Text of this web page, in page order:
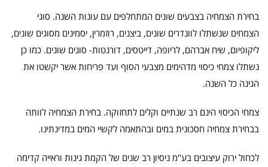
בחירת הצמחיה בצבעים שונים המתחלפים עם עונות השנה. סוגי
הצמחים שנשתלו לוונדרים שונים, ביצנים, רוזמרין, יסמינים מסוגים שונים,
ליקופיום, שיח אברהם, לריופה, דייטסים, דורנטות- סוגים שונים. כמו כן
נשתלו צמחי כיסוי מדהימים מצבעי הסוף ועד פריחות אשר יקשטו את
הגינה כל השנה.
צמחי הכיסוי הינם רב שנתיים וקלים לתחזוקה. בחירת הצמחיה לוותה
בבחירת צמחיה חסכונית במים ובהתאמה לקשיי המים במדינתינו.
לכחול ירוק עיצובים בע"מ ניסיון רב שנים של הקמת גינות וראייה קדימה